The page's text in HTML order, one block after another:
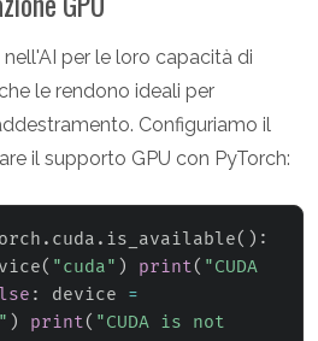
nell'AI per le loro capacità di
le rendono ideali per
Configuriamo il
il supporto GPU con PyTorch:
. cuda . is_available( ) :
( "cuda" ) print( "CUDA
: device =
) print( "CUDA is not